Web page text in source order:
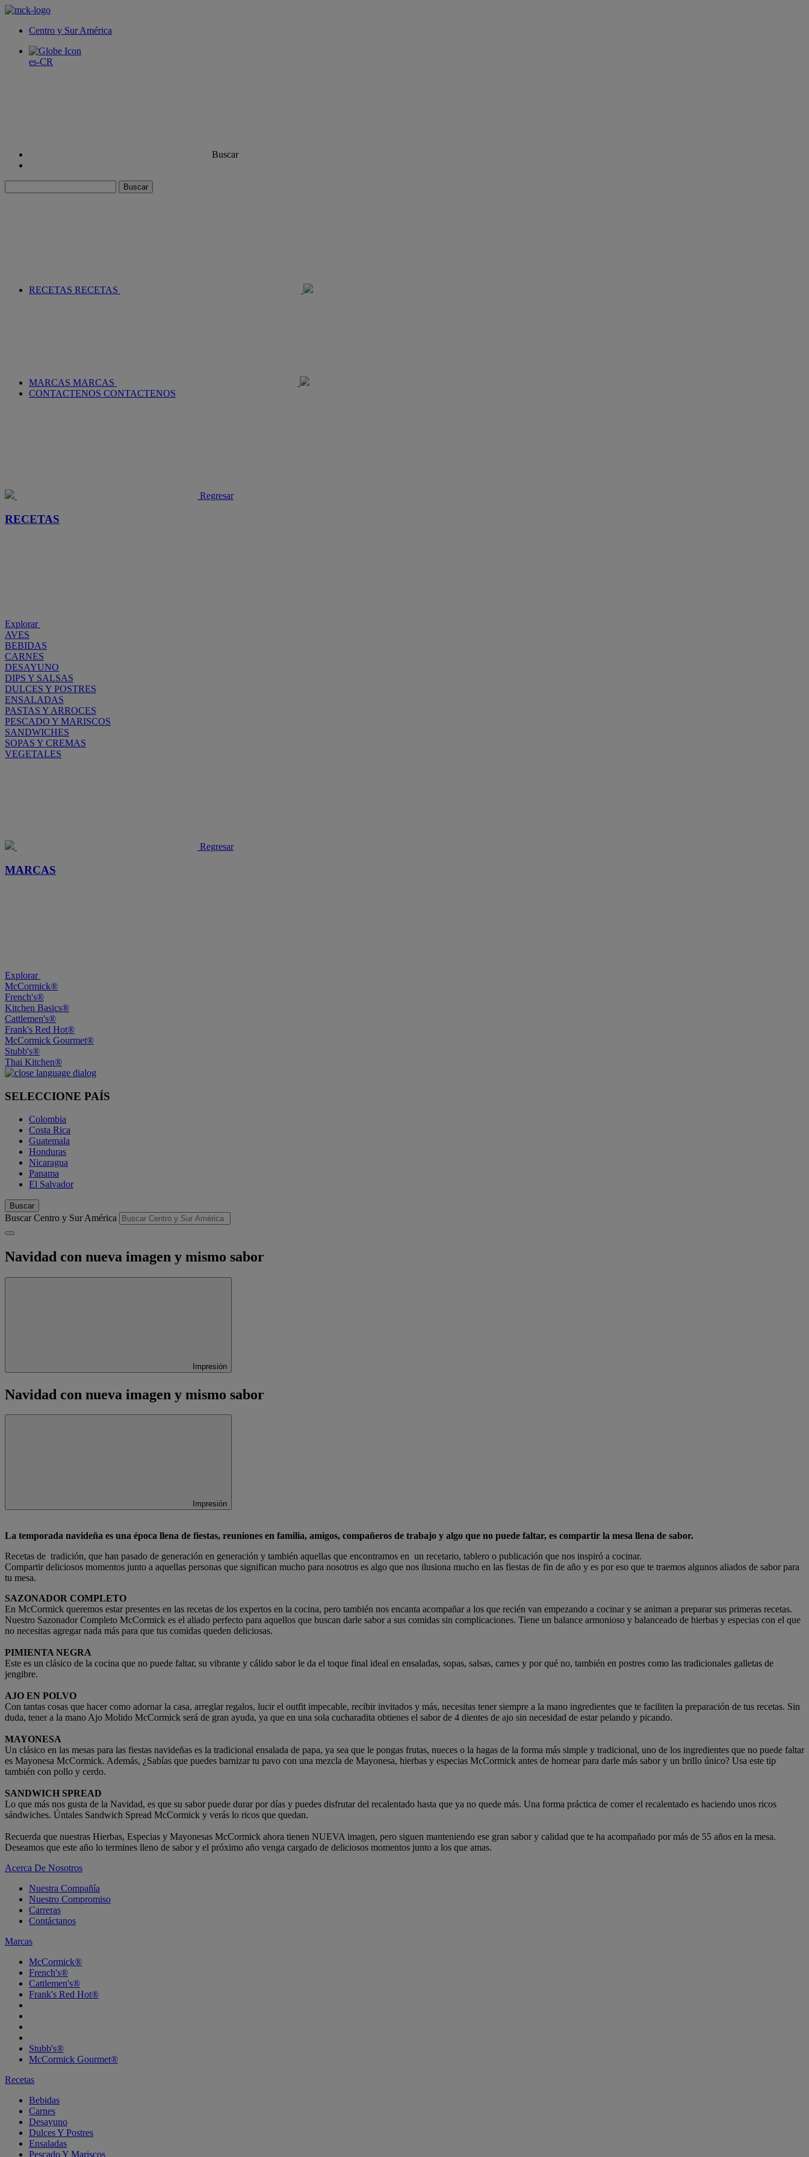
Centro y Sur América
es-CR
Buscar
Buscar
RECETAS RECETAS
MARCAS MARCAS
CONTACTENOS CONTACTENOS
Regresar
RECETAS
Explorar
AVES
BEBIDAS
CARNES
DESAYUNO
DIPS Y SALSAS
DULCES Y POSTRES
ENSALADAS
PASTAS Y ARROCES
PESCADO Y MARISCOS
SANDWICHES
SOPAS Y CREMAS
VEGETALES
Regresar
MARCAS
Explorar
McCormick®
French's®
Kitchen Basics®
Cattlemen's®
Frank's Red Hot®
McCormick Gourmet®
Stubb's®
Thai Kitchen®
SELECCIONE PAÍS
Colombia
Costa Rica
Guatemala
Honduras
Nicaragua
Panama
El Salvador
Buscar
Buscar Centro y Sur América
Navidad con nueva imagen y mismo sabor
Impresión
Navidad con nueva imagen y mismo sabor
Impresión
La temporada navideña es una época llena de fiestas, reuniones en familia, amigos, compañeros de trabajo y algo que no puede faltar, es compartir la mesa llena de sabor.
Recetas de tradición, que han pasado de generación en generación y también aquellas que encontramos en un recetario, tablero o publicación que nos inspiró a cocinar.
Compartir deliciosos momentos junto a aquellas personas que significan mucho para nosotros es algo que nos ilusiona mucho en las fiestas de fin de año y es por eso que te traemos algunos aliados de sabor para
tu mesa.
SAZONADOR COMPLETO
En McCormick queremos estar presentes en las recetas de los expertos en la cocina, pero también nos encanta acompañar a los que recién van empezando a cocinar y se animan a preparar sus primeras recetas.
Nuestro Sazonador Completo McCormick es el aliado perfecto para aquellos que buscan darle sabor a sus comidas sin complicaciones. Tiene un balance armonioso y balanceado de hierbas y especias con el que
no necesitas agregar nada más para que tus comidas queden deliciosas.
PIMIENTA NEGRA
Este es un clásico de la cocina que no puede faltar, su vibrante y cálido sabor le da el toque final ideal en ensaladas, sopas, salsas, carnes y por qué no, también en postres como las tradicionales galletas de
jengibre.
AJO EN POLVO
Con tantas cosas que hacer como adornar la casa, arreglar regalos, lucir el outfit impecable, recibir invitados y más, necesitas tener siempre a la mano ingredientes que te faciliten la preparación de tus recetas. Sin
duda, tener a la mano Ajo Molido McCormick será de gran ayuda, ya que en una sola cucharadita obtienes el sabor de 4 dientes de ajo sin necesidad de estar pelando y picando.
MAYONESA
Un clásico en las mesas para las fiestas navideñas es la tradicional ensalada de papa, ya sea que le pongas frutas, nueces o la hagas de la forma más simple y tradicional, uno de los ingredientes que no puede faltar
es Mayonesa McCormick. Además, ¿Sabías que puedes barnizar tu pavo con una mezcla de Mayonesa, hierbas y especias McCormick antes de hornear para darle más sabor y un brillo único? Usa este tip
también con pollo y cerdo.
SANDWICH SPREAD
Lo que más nos gusta de la Navidad, es que su sabor puede durar por días y puedes disfrutar del recalentado hasta que ya no quede más. Una forma práctica de comer el recalentado es haciendo unos ricos
sándwiches. Úntales Sandwich Spread McCormick y verás lo ricos que quedan.
Recuerda que nuestras Hierbas, Especias y Mayonesas McCormick ahora tienen NUEVA imagen, pero siguen manteniendo ese gran sabor y calidad que te ha acompañado por más de 55 años en la mesa.
Deseamos que este año lo termines lleno de sabor y el próximo año venga cargado de deliciosos momentos junto a los que amas.
Acerca De Nosotros
Nuestra Compañía
Nuestro Compromiso
Carreras
Contáctanos
Marcas
McCormick®
French's®
Cattlemen's®
Frank's Red Hot®
Stubb's®
McCormick Gourmet®
Recetas
Bebidas
Carnes
Desayuno
Dulces Y Postres
Ensaladas
Pescado Y Mariscos